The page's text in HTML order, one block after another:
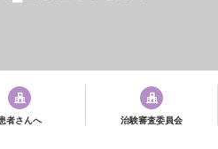
者さんへ 治験審査委員会